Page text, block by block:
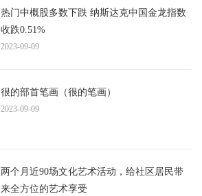
热门中概股多数下跌 纳斯达克中国金龙指数
收跌0.51%
2023-09-09
很的部首笔画（很的笔画）
2023-09-09
两个月近90场文化艺术活动，给社区居民带
来全方位的艺术享受